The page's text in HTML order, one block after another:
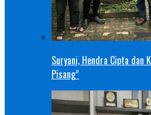
Suryani, Hendra Cipta dan
Pisang”